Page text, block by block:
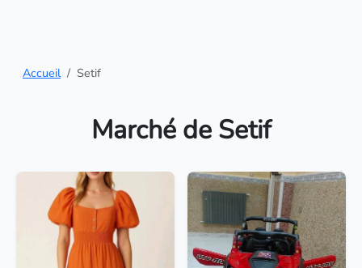
Accueil Setif
Marché de Setif